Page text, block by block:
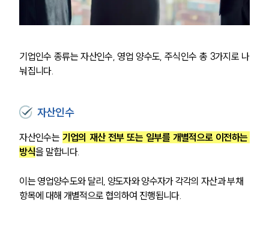
기업인수 종류는 자산인수, 영업 양수도, 주식인수 총 3가지로 나
눠집니다.
자산인수
자산인수는 기업의 재산 전부 또는 일부를 개별적으로 이전하는
방식을 말합니다.
이는 영업양수도와 달리, 양도자와 양수자가 각각의 자산과 부채
항목에 대해 개별적으로 협의하여 진행됩니다.